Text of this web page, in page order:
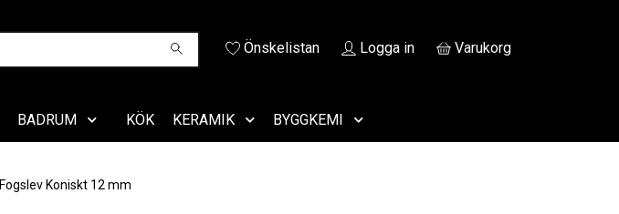
Önskelistan Logga in Varukorg
BADRUM KÖK KERAMIK BYGGKEMI
Fogslev Koniskt 12 mm